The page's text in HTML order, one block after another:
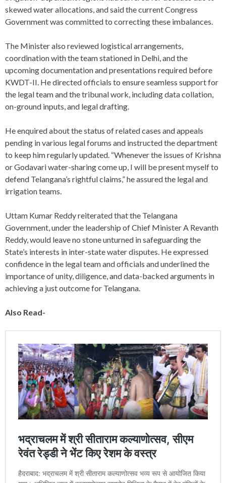
skewed water allocations, and said the current Congress
Government was committed to correcting these imbalances.
The Minister also reviewed logistical arrangements,
coordination with the team stationed in Delhi, and the
upcoming documentation and presentations required before
KWDT-II. He directed officials to ensure seamless support for
the legal team and the tribunal work, including data collation,
on-ground inputs, and legal drafting.
He enquired about the status of related cases and appeals
pending in various legal forums and instructed the department
to keep him regularly updated. “Whenever the issues of Krishna
or Godavari water-sharing come up, I will be present myself to
defend Telangana’s rightful claims,” he assured the legal and
irrigation teams.
Uttam Kumar Reddy reiterated that the Telangana
Government, under the leadership of Chief Minister A Revanth
Reddy, would leave no stone unturned in safeguarding the
State’s interests in inter-state water disputes. He expressed
confidence in the legal team and officials and underlined the
importance of unity, diligence, and data-backed arguments in
achieving a just outcome for Telangana.
Also Read-